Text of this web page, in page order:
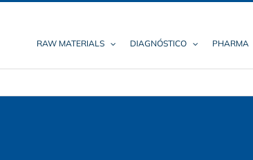
RAW MATERIALS DIAGNÓSTICO PHARMA